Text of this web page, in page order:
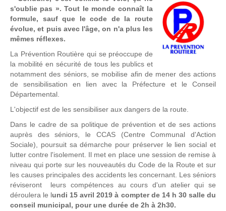
s'oublie pas ». Tout le monde connaît la
formule, sauf que le code de la route
évolue, et puis avec l'âge, on n'a plus les
mêmes réflexes.
La Prévention Routière qui se préoccupe de
la mobilité en sécurité de tous les publics et
notamment des séniors, se mobilise afin de mener des actions
de sensibilisation en lien avec la Préfecture et le Conseil
Départemental.
L'objectif est de les sensibiliser aux dangers de la route.
Dans le cadre de sa politique de prévention et de ses actions
auprès des séniors, le CCAS (Centre Communal d'Action
Sociale), poursuit sa démarche pour préserver le lien social et
lutter contre l'isolement. Il met en place une session de remise à
niveau qui porte sur les nouveautés du Code de la Route et sur
les causes principales des accidents les concernant. Les séniors
réviseront leurs compétences au cours d'un atelier qui se
déroulera le lundi 15 avril 2019 à compter de 14 h 30 salle du
conseil municipal, pour une durée de 2h à 2h30.